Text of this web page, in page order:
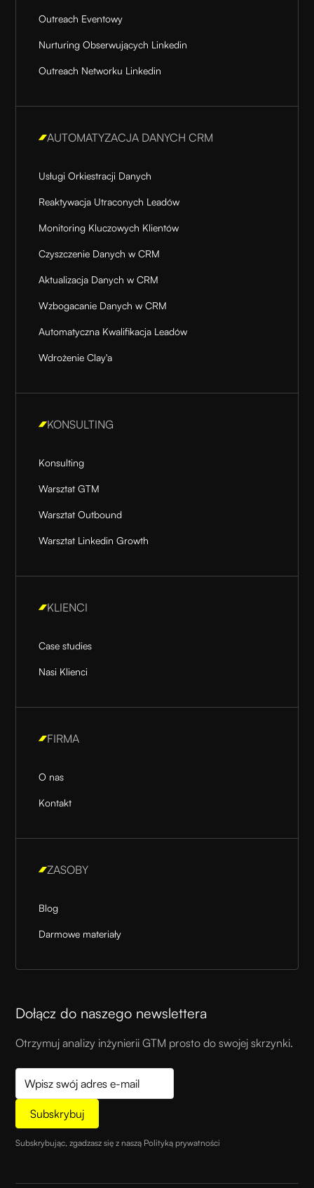
Outreach Eventowy
Nurturing Obserwujących Linkedin
Outreach Networku Linkedin
AUTOMATYZACJA DANYCH CRM
Usługi Orkiestracji Danych
Reaktywacja Utraconych Leadów
Monitoring Kluczowych Klientów
Czyszczenie Danych w CRM
Aktualizacja Danych w CRM
Wzbogacanie Danych w CRM
Automatyczna Kwalifikacja Leadów
Wdrożenie Clay'a
KONSULTING
Konsulting
Warsztat GTM
Warsztat Outbound
Warsztat Linkedin Growth
KLIENCI
Case studies
Nasi Klienci
FIRMA
O nas
Kontakt
ZASOBY
Blog
Darmowe materiały
Dołącz do naszego newslettera
Otrzymuj analizy inżynierii GTM prosto do swojej skrzynki.
Subskrybując, zgadzasz się z naszą Polityką prywatności